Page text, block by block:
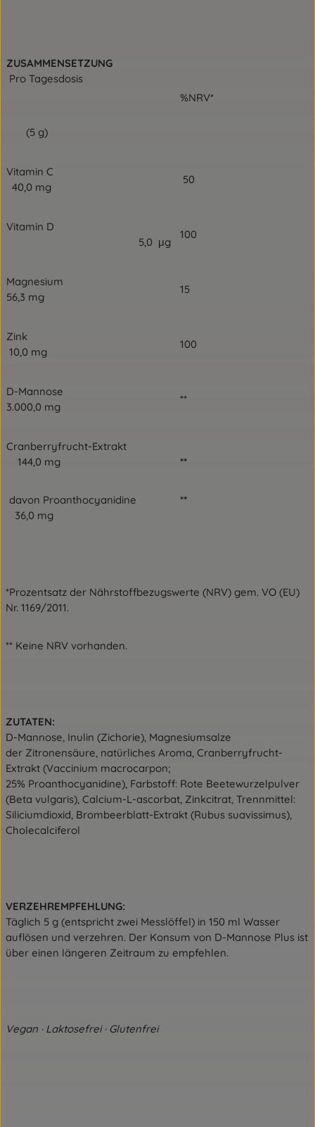
ZUSAMMENSETZUNG
Pro Tagesdosis
(5 g)
%NRV*
Vitamin C
40,0 mg
50
Vitamin D
5,0 μg
100
Magnesium
56,3 mg
15
Zink
10,0 mg
100
D-Mannose
3.000,0 mg
**
Cranberryfrucht-Extrakt
144,0 mg
davon Proanthocyanidine
36,0 mg
**
**
*Prozentsatz der Nährstoffbezugswerte (NRV) gem. VO (EU)
Nr. 1169/2011.
** Keine NRV vorhanden.
ZUTATEN:
D-Mannose, Inulin (Zichorie), Magnesiumsalze
der Zitronensäure, natürliches Aroma, Cranberryfrucht-
Extrakt (Vaccinium macrocarpon;
25% Proanthocyanidine), Farbstoff: Rote Beetewurzelpulver
(Beta vulgaris), Calcium-L-ascorbat, Zinkcitrat, Trennmittel:
Siliciumdioxid, Brombeerblatt-Extrakt (Rubus suavissimus),
Cholecalciferol
VERZEHREMPFEHLUNG:
Täglich 5 g (entspricht zwei Messlöffel) in 150 ml Wasser
auflösen und verzehren. Der Konsum von D-Mannose Plus ist
über einen längeren Zeitraum zu empfehlen.
Vegan · Laktosefrei · Glutenfrei